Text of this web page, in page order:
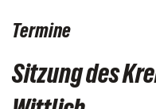
Termine
Sitzung des